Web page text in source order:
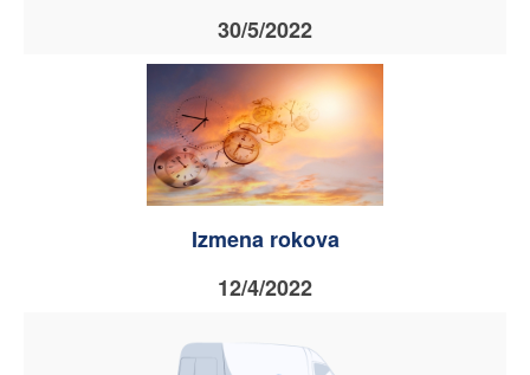
30/5/2022
Izmena rokova
12/4/2022